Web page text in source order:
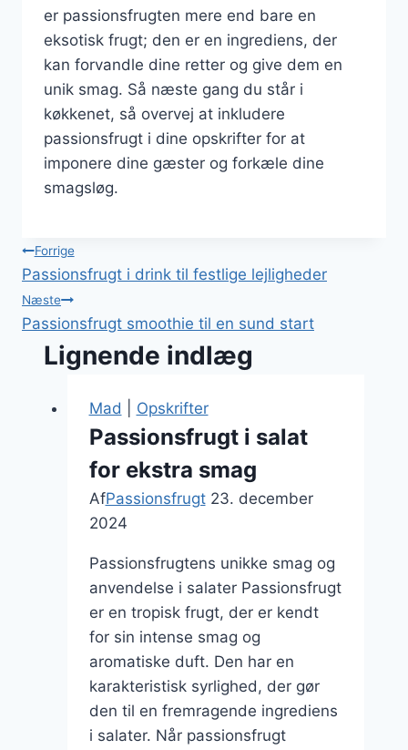
er passionsfrugten mere end bare en
eksotisk frugt; den er en ingrediens, der
kan forvandle dine retter og give dem en
unik smag. Så næste gang du står i
køkkenet, så overvej at inkludere
passionsfrugt i dine opskrifter for at
imponere dine gæster og forkæle dine
smagsløg.
Indlægsnavigation
Forrige
Passionsfrugt i drink til festlige lejligheder
Næste
Passionsfrugt smoothie til en sund start
Lignende indlæg
Mad Opskrifter
Passionsfrugt i salat
for ekstra smag
AfPassionsfrugt 23. december
2024
Passionsfrugtens unikke smag og
anvendelse i salater Passionsfrugt
er en tropisk frugt, der er kendt
for sin intense smag og
aromatiske duft. Den har en
karakteristisk syrlighed, der gør
den til en fremragende ingrediens
i salater. Når passionsfrugt